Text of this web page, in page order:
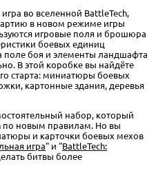
во вселенной BattleTech,
в новом режиме игры
игровые поля и брошюра
боевых единиц
поле боя и элементы ландшафта
В этой коробке вы найдёте
старта: миниатюры боевых
картонные здания, деревья
набор, который
по новым правилам. Но вы
и карточки боевых мехов
игра" и "BattleTech:
битвы более